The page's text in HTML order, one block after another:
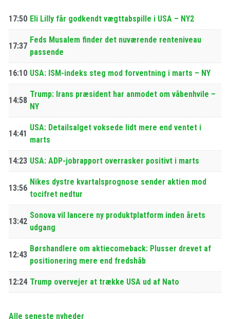
17:50 Eli Lilly får godkendt vægttabspille i USA – NY2
17:37
Feds Musalem finder det nuværende renteniveau
passende
16:10 USA: ISM-indeks steg mod forventning i marts – NY
14:58
Trump: Irans præsident har anmodet om våbenhvile –
NY
14:41
USA: Detailsalget voksede lidt mere end ventet i
marts
14:23 USA: ADP-jobrapport overrasker positivt i marts
13:56
Nikes dystre kvartalsprognose sender aktien mod
tocifret nedtur
13:42
Sonova vil lancere ny produktplatform inden årets
udgang
12:43
Børshandlere om aktiecomeback: Plusser drevet af
positionering mere end fredshåb
12:24 Trump overvejer at trække USA ud af Nato
Alle seneste nyheder